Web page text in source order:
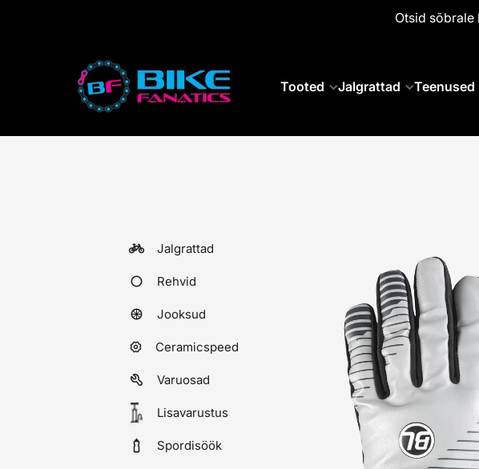
Otsid
Tooted Jalgrattad Teenused
Jalgrattad
Rehvid
Jooksud
Ceramicspeed
Varuosad
Lisavarustus
Spordisöök